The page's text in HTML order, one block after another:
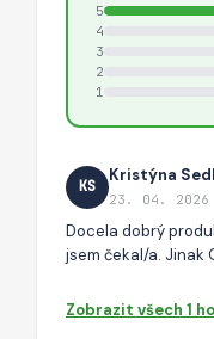
5
4
3
2
1
KS
Kristýna
23. 04. 2026
Docela dobrý
jsem čekal/a. Jinak
Zobrazit všech 1